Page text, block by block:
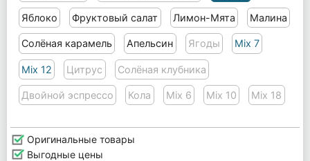
Яблоко Фруктовый салат Лимон-Мята Малина
Солёная карамель Апельсин Ягоды Mix 7
Mix 12 Цитрус Солёная клубника
Двойной эспрессо Кола Mix 6 Mix 10 Mix 18
Оригинальные товары
Выгодные цены